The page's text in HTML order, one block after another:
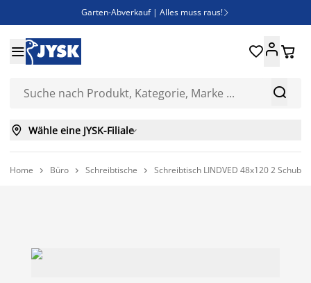
Garten-Abverkauf | Alles muss raus! 
Bist du Unternehmer? Entdecke JYSK-B2B
Esszimmerstuhl ADSLEV um nur 40€


 
 Wähle eine JYSK-Filiale
Home  Büro  Schreibtische  Schreibtisch LINDVED 48x120 2